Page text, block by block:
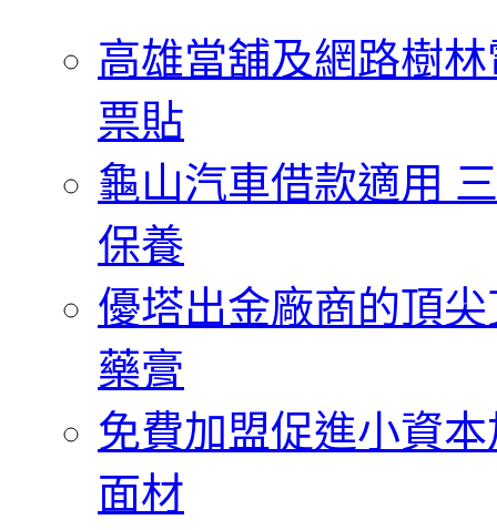
高雄當舖及網路樹
票貼
龜山汽車借款適用
保養
優塔出金廠商的頂
藥膏
免費加盟促進小資
面材